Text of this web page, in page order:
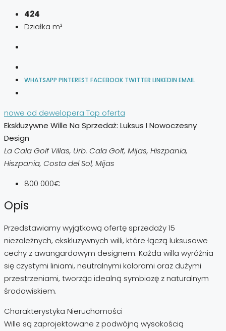
424
Działka m²
WHATSAPP PINTEREST FACEBOOK TWITTER LINKEDIN EMAIL
nowe od dewelopera Top oferta
Ekskluzywne Wille Na Sprzedaż: Luksus I Nowoczesny
Design
La Cala Golf Villas, Urb. Cala Golf, Mijas, Hiszpania,
Hiszpania, Costa del Sol, Mijas
800 000€
Opis
Przedstawiamy wyjątkową ofertę sprzedaży 15
niezależnych, ekskluzywnych willi, które łączą luksusowe
cechy z awangardowym designem. Każda willa wyróżnia
się czystymi liniami, neutralnymi kolorami oraz dużymi
przestrzeniami, tworząc idealną symbiozę z naturalnym
środowiskiem.
Charakterystyka Nieruchomości
Wille są zaprojektowane z podwójną wysokością